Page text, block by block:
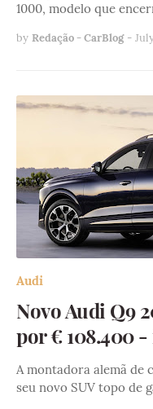
1000, modelo que
by Redação - CarBlog -
Audi
Novo Audi Q9
por € 108.400 -
A montadora alemã de
seu novo SUV topo de